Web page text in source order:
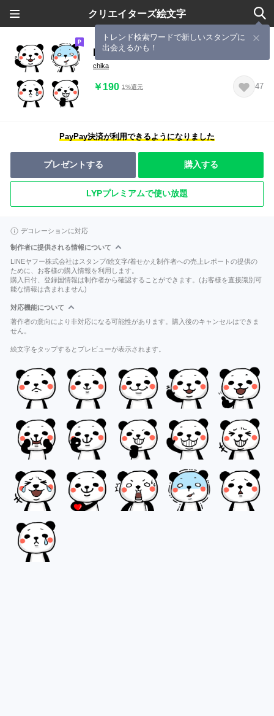
クリエイターズ絵文字
トレンド検索ワードで新しいスタンプに
出会えるかも！
PANDALIFE
chika
￥190 1%還元 47
PayPay決済が利用できるようになりました
プレゼントする 購入する
LYPプレミアムで使い放題
デコレーションに対応
制作者に提供される情報について
LINEヤフー株式会社はスタンプ/絵文字/着せかえ制作者への売上レポートの提供の
ために、お客様の購入情報を利用します。
購入日付、登録国情報は制作者から確認することができます。(お客様を直接識別可
能な情報は含まれません)
対応機能について
著作者の意向により非対応になる可能性があります。購入後のキャンセルはできま
せん。
絵文字をタップするとプレビューが表示されます。